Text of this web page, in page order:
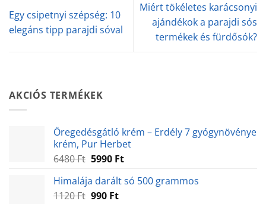
Egy csipetnyi szépség: 10
elegáns tipp parajdi sóval
Miért tökéletes karácsonyi
ajándékok a parajdi sós
termékek és fürdősók?
AKCIÓS TERMÉKEK
Öregedésgátló krém – Erdély 7 gyógynövénye
krém, Pur Herbet
6480Ft Original
was:
6480 Ft.
5990 FtCurrent
is:
Himalája darált só 500 grammos
1120Ft Original
990 FtCurrent